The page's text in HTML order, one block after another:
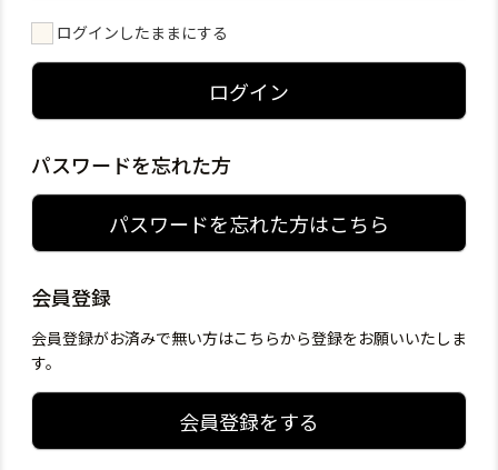
ログインしたままにする
ログイン
パスワードを忘れた方
パスワードを忘れた方はこちら
会員登録
会員登録がお済みで無い方はこちらから登録をお願いいたしま
す。
会員登録をする